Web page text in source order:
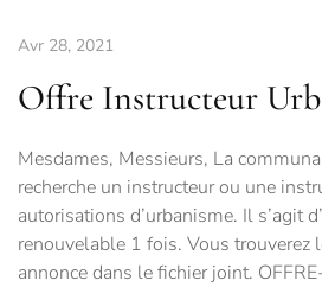
Avr 28, 2021
Offre Instructeur
Mesdames, Messieurs, La
recherche un instructeur ou une
autorisations d’urbanisme. Il s’agit
renouvelable 1 fois. Vous trouverez
annonce dans le fichier joint.